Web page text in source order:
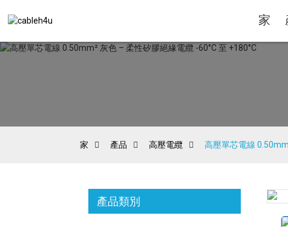
家
家 產品 高壓電纜 高壓單芯電線
產品類別Loading...
Loading...